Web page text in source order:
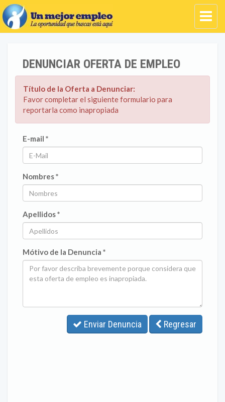
DENUNCIAR OFERTA DE EMPLEO
Título de la Oferta a Denunciar:
Favor completar el siguiente formulario para
reportarla como inapropiada
E-mail *
Nombres *
Apellidos *
Mótivo de la Denuncia *
Enviar Denuncia Regresar